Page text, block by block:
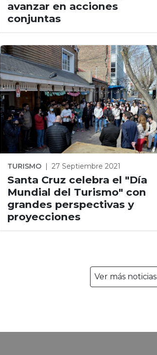
avanzar en acciones
conjuntas
TURISMO | 27 Septiembre 2021
Santa Cruz celebra el "Día
Mundial del Turismo" con
grandes perspectivas y
proyecciones
Ver más noticias